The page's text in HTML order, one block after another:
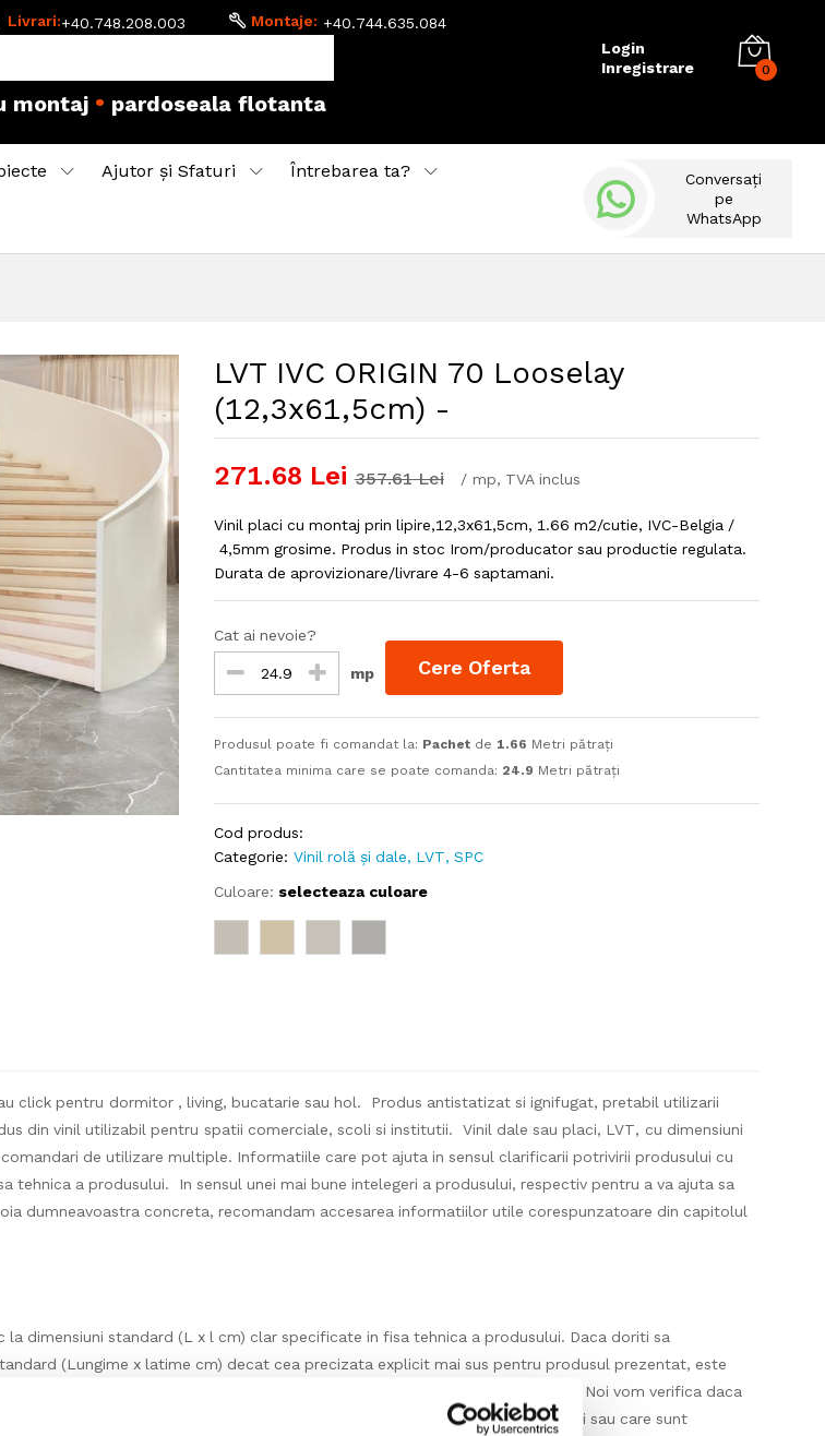
Livrari:+40.748.208.003 Montaje: +40.744.635.084
montaj • pardoseala flotanta
Login
Inregistrare
0
Ajutor și Sfaturi Întrebarea ta?
Conversați
pe
WhatsApp
LVT IVC ORIGIN 70 Looselay
(12,3x61,5cm) -
271.68 Lei 357.61 Lei / mp, TVA inclus
Vinil placi cu montaj prin lipire,12,3x61,5cm, 1.66 m2/cutie, IVC-Belgia /
4,5mm grosime. Produs in stoc Irom/producator sau productie regulata.
Durata de aprovizionare/livrare 4-6 saptamani.
Cat ai nevoie?
mp Cere Oferta
Produsul poate fi comandat la: Pachetde 1.66 Metri pătrați
Cantitatea minima care se poate comanda: 24.9 Metri pătrați
Cod produs:
Categorie: Vinil rolă și dale, LVT, SPC
Culoare: selecteaza culoare
click pentru dormitor , living, bucatarie sau hol. Produs antistatizat si ignifugat, pretabil utilizarii
din vinil utilizabil pentru spatii comerciale, scoli si institutii. Vinil dale sau placi, LVT, cu dimensiuni
de utilizare multiple. Informatiile care pot ajuta in sensul clarificarii potrivirii produsului cu
tehnica a produsului. In sensul unei mai bune intelegeri a produsului, respectiv pentru a va ajuta sa
dumneavoastra concreta, recomandam accesarea informatiilor utile corespunzatoare din capitolul
la dimensiuni standard (L x l cm) clar specificate in fisa tehnica a produsului. Daca doriti sa
(Lungime x latime cm) decat cea precizata explicit mai sus pentru produsul prezentat, este
email sau mesaj) si sa ne transmiteti dorinta dumneavoastra in acest sens. Noi vom verifica daca
alte dimensiuni standard, daca acesta este disponibil in stocul producatorului sau care sunt